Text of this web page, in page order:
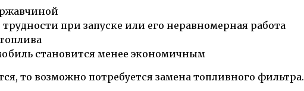
при запуске или его неравномерная работа
становится менее экономичным
то возможно потребуется замена топливного фильтра.